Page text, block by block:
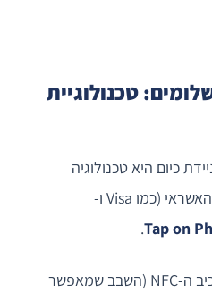
טכנולוגיית
כיום היא טכנולוגיה
שפותחה בשיתוף עם ענקיות האשראי (כמו Visa ו-
Tap on
.
הטכנולוגיה הזו לוקחת את רכיב ה-NFC (השבב שמאפשר